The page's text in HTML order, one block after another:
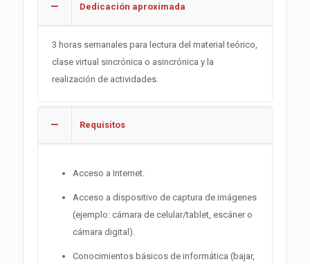
Dedicación aproximada
3 horas semanales para lectura del material teórico,
clase virtual sincrónica o asincrónica y la
realización de actividades.
Requisitos
Acceso a Internet.
Acceso a dispositivo de captura de imágenes
(ejemplo: cámara de celular/tablet, escáner o
cámara digital).
Conocimientos básicos de informática (bajar,